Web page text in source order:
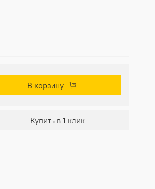
В корзину
Купить в 1 клик